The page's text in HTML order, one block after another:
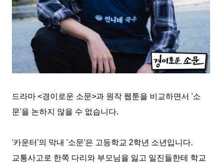
드라마 <경이로운 소문>과 원작 웹툰을 비교하면서 '소
문'을 논하지 않을 수 없습니다.
'카운터'의 막내 '소문'은 고등학교 2학년 소년입니다.
교통사고로 한쪽 다리와 부모님을 잃고 일진들한테 학교